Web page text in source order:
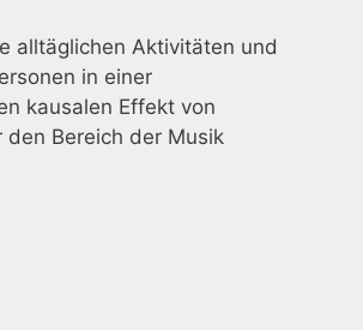
alltäglichen Aktivitäten und
in einer
kausalen Effekt von
Bereich der Musik